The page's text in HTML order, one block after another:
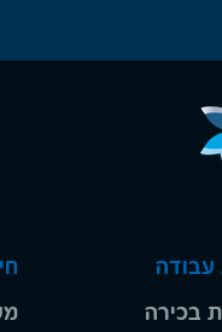
עבודה
בכירה